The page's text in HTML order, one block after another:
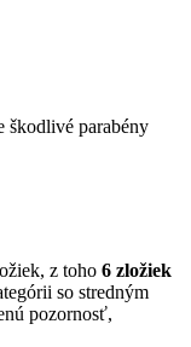
škodlivé parabény
z toho 6 zložiek
so stredným
pozornosť,